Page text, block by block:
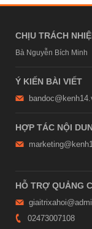
CHỊU TRÁCH
Bà Nguyễn Bích Minh
Ý KIẾN BÀI VIẾT
HỢP TÁC NỘI
HỖ TRỢ QUẢNG
02473007108